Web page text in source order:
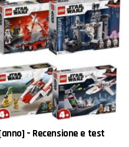
– Recensione e test